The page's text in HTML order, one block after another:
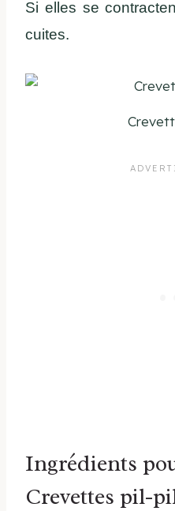
Si elles se
cuites.
Ingrédients
Crevettes pil-